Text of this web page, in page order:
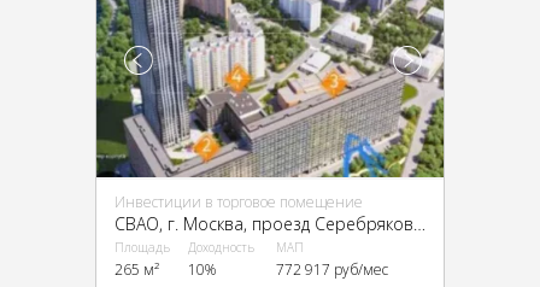
Инвестиции в торговое помещение
Площадь
265 м²
Доходность
10%
МАП
772 917 руб/мес